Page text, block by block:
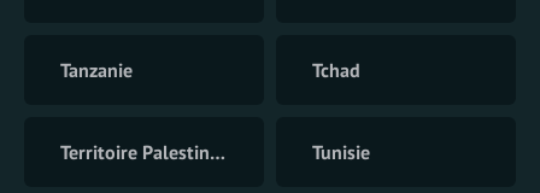
Tanzanie Tchad
Territoire Palestinien Tunisie